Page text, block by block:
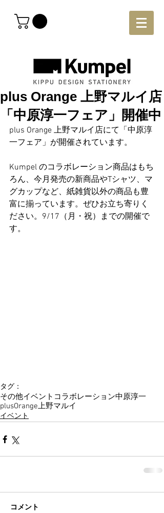
plus Orange 上野マルイ店
「中原淳一フェア」開催中
plus Orange 上野マルイ店にて「中原淳
一フェア」が開催されています。
Kumpel のコラボレーション商品はもち
ろん、今月発売の新商品やTシャツ、マ
グカップなど、紙雑貨以外の商品も豊
富に揃っています。ぜひお立ち寄りく
ださい。9/17（月・祝）までの開催で
す。
タグ：
その他イベント コラボレーション中原淳一
plusOrange上野マルイ
イベント
コメント